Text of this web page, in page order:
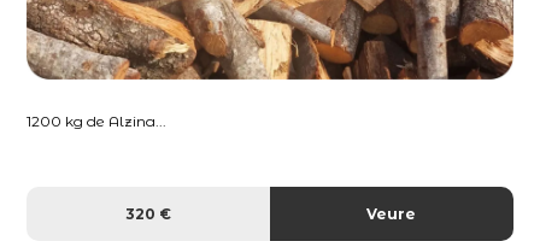
1200 kg de Alzina...
320 € Veure